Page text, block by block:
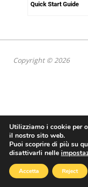
Quick Start Guide
Copyright © 2026
Utilizziamo i cookie per
il nostro sito web.
Puoi scoprire di più su
disattivarli nelle
Accetta Reject